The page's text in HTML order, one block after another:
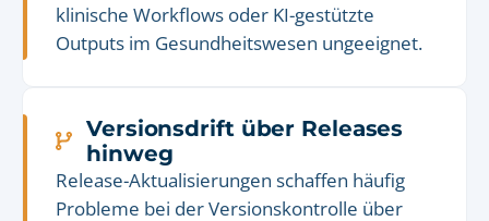
klinische Workflows oder KI-gestützte
Outputs im Gesundheitswesen ungeeignet.
Versionsdrift über Releases
hinweg
Release-Aktualisierungen schaffen häufig
Probleme bei der Versionskontrolle über